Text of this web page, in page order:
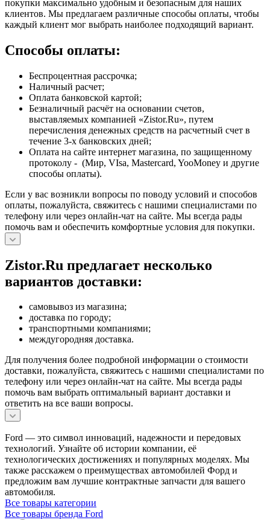
покупки максимально удобным и безопасным для наших
клиентов. Мы предлагаем различные способы оплаты, чтобы
каждый клиент мог выбрать наиболее подходящий вариант.
Способы оплаты:
Беспроцентная рассрочка;
Наличный расчет;
Оплата банковской картой;
Безналичный расчёт на основании счетов,
выставляемых компанией «Zistor.Ru», путем
перечисления денежных средств на расчетный счет в
течение 3-х банковских дней;
Оплата на сайте интернет магазина, по защищенному
протоколу - (Мир, VIsa, Mastercard, YooMoney и другие
способы оплаты).
Если у вас возникли вопросы по поводу условий и способов
оплаты, пожалуйста, свяжитесь с нашими специалистами по
телефону или через онлайн-чат на сайте. Мы всегда рады
помочь вам и обеспечить комфортные условия для покупки.
Zistor.Ru предлагает несколько
вариантов доставки:
самовывоз из магазина;
доставка по городу;
транспортными компаниями;
междугородняя доставка.
Для получения более подробной информации о стоимости
доставки, пожалуйста, свяжитесь с нашими специалистами по
телефону или через онлайн-чат на сайте. Мы всегда рады
помочь вам выбрать оптимальный вариант доставки и
ответить на все ваши вопросы.
Ford — это символ инноваций, надежности и передовых
технологий. Узнайте об истории компании, её
технологических достижениях и популярных моделях. Мы
также расскажем о преимуществах автомобилей Форд и
предложим вам лучшие контрактные запчасти для вашего
автомобиля.
Все товары категории
Все товары бренда Ford